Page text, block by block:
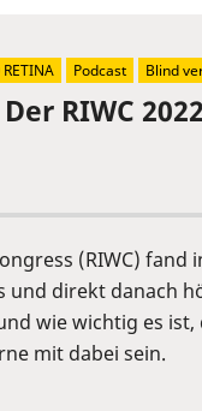
RIWC
(RIWC)
und direkt danach
wie wichtig es
mit dabei sein.
RETINA Podcast Blind